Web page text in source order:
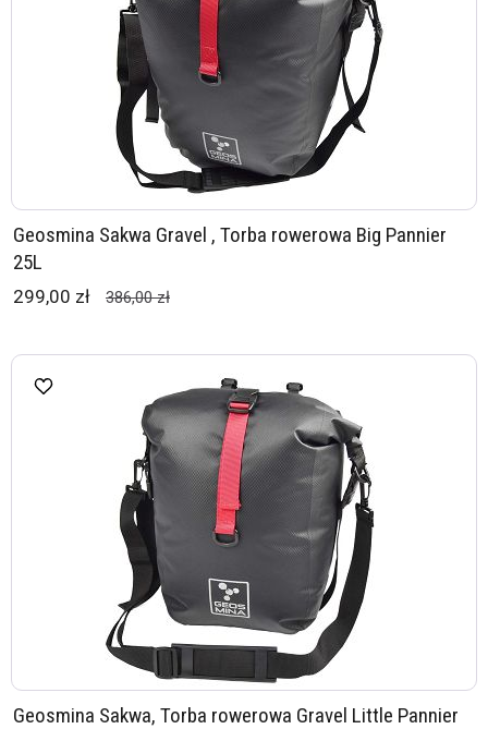
Geosmina Sakwa Gravel , Torba rowerowa Big Pannier
25L
299,00 zł 386,00 zł
Geosmina Sakwa, Torba rowerowa Gravel Little Pannier